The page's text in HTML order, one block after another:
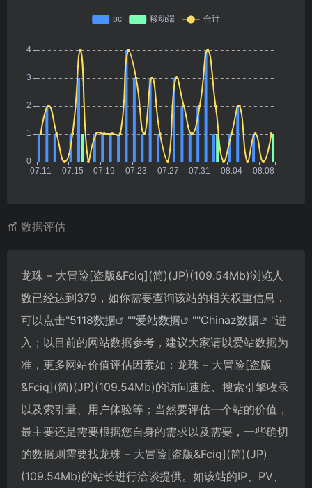
数据评估
龙珠 – 大冒险[盗版&Fciq](简)(JP)(109.54Mb)浏览人
数已经达到379，如你需要查询该站的相关权重信息，
可以点击"5118数据 ""爱站数据 ""Chinaz数据
"进
入；以目前的网站数据参考，建议大家请以爱站数据为
准，更多网站价值评估因素如：龙珠 – 大冒险[盗版
&Fciq](简)(JP)(109.54Mb)的访问速度、搜索引擎收录
以及索引量、用户体验等；当然要评估一个站的价值，
最主要还是需要根据您自身的需求以及需要，一些确切
的数据则需要找龙珠 – 大冒险[盗版&Fciq](简)(JP)
(109.54Mb)的站长进行洽谈提供。如该站的IP、PV、